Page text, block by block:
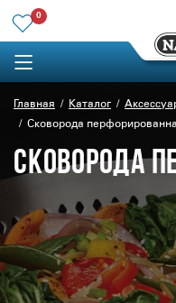
0
Главная Каталог
Сковорода
СКОВОРОДА